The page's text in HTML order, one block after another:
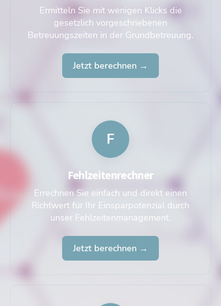
Ermitteln Sie mit wenigen Klicks die
gesetzlich vorgeschriebenen
Betreuungszeiten in der Grundbetreuung.
Jetzt berechnen →
F
Fehlzeitenrechner
Errechnen Sie einfach und direkt einen
Richtwert für Ihr Einsparpotenzial durch
unser Fehlzeitenmanagement.
Jetzt berechnen →